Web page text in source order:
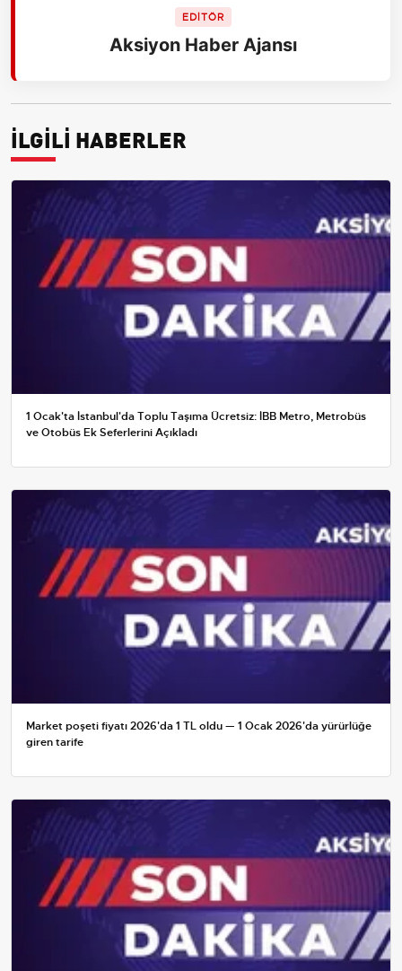
EDİTÖR
Aksiyon Haber Ajansı
İLGİLİ HABERLER
1 Ocak'ta İstanbul'da Toplu Taşıma Ücretsiz: İBB Metro, Metrobüs
ve Otobüs Ek Seferlerini Açıkladı
Market poşeti fiyatı 2026'da 1 TL oldu — 1 Ocak 2026'da yürürlüğe
giren tarife